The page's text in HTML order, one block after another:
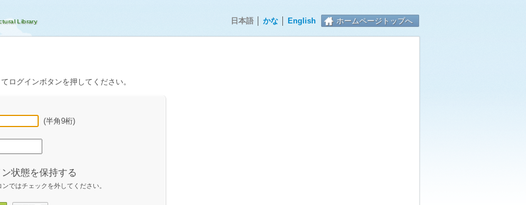
日本語 かな English ホームページトップへ
ログインボタンを押してください。
(半角9桁)
状態を保持する
ではチェックを外してください。